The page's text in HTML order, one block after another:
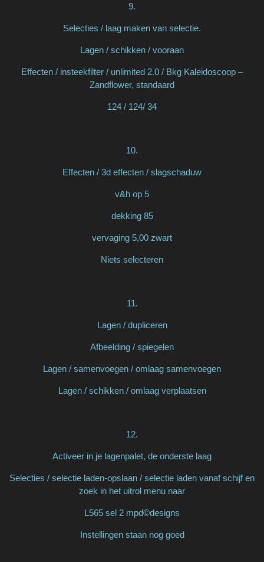
9.
Selecties / laag maken van selectie.
Lagen / schikken / vooraan
Effecten / insteekfilter / unlimited 2.0 / Bkg Kaleidoscoop –
Zandflower, standaard
124 / 124/ 34
10.
Effecten / 3d effecten / slagschaduw
v&h op 5
dekking 85
vervaging 5,00 zwart
Niets selecteren
11.
Lagen / dupliceren
Afbeelding / spiegelen
Lagen / samenvoegen / omlaag samenvoegen
Lagen / schikken / omlaag verplaatsen
12.
Activeer in je lagenpalet, de onderste laag
Selecties / selectie laden-opslaan / selectie laden vanaf schijf en
zoek in het uitrol menu naar
L565 sel 2 mpd©designs
Instellingen staan nog goed